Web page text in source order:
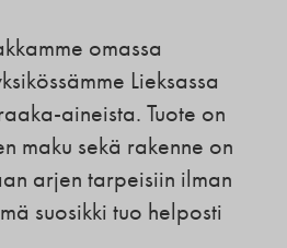
omassa
Lieksassa
aineista. Tuote on
maku sekä rakenne on
arjen tarpeisiin ilman
suosikki tuo helposti